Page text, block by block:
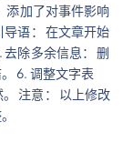
添加了对事件影响
语： 在文章开始
除多余信息： 删
6. 调整文字表
注意： 以上修改